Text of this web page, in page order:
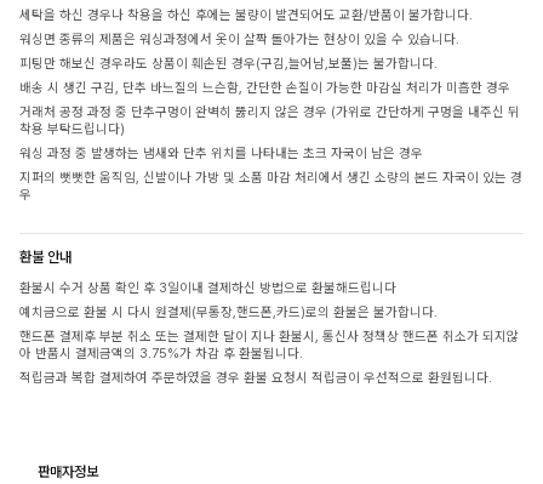
세탁을 하신 경우나 착용을 하신 후에는 불량이 발견되어도 교환/반품이 불가합니다.
워싱면 종류의 제품은 워싱과정에서 옷이 살짝 돌아가는 현상이 있을 수 있습니다.
피팅만 해보신 경우라도 상품이 훼손된 경우(구김,늘어남,보풀)는 불가합니다.
배송 시 생긴 구김, 단추 바느질의 느슨함, 간단한 손질이 가능한 마감실 처리가 미흡한 경우
거래처 공정 과정 중 단추구멍이 완벽히 뚫리지 않은 경우 (가위로 간단하게 구멍을 내주신 뒤
착용 부탁드립니다)
워싱 과정 중 발생하는 냄새와 단추 위치를 나타내는 초크 자국이 남은 경우
지퍼의 뻣뻣한 움직임, 신발이나 가방 및 소품 마감 처리에서 생긴 소량의 본드 자국이 있는 경
우
환불 안내
환불시 수거 상품 확인 후 3일이내 결제하신 방법으로 환불해드립니다
예치금으로 환불 시 다시 원결제(무통장,핸드폰,카드)로의 환불은 불가합니다.
핸드폰 결제후 부분 취소 또는 결제한 달이 지나 환불시, 통신사 정책상 핸드폰 취소가 되지않
아 반품시 결제금액의 3.75%가 차감 후 환불됩니다.
적립금과 복합 결제하여 주문하였을 경우 환불 요청시 적립금이 우선적으로 환원됩니다.
판매자정보